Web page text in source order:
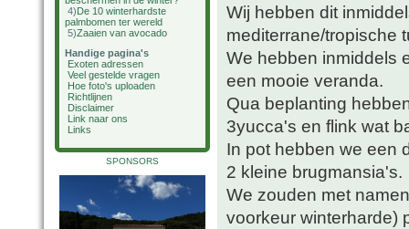
4)De 10 winterhardste
palmbomen ter wereld
5)Zaaien van avocado
Handige pagina's
Exoten adressen
Veel gestelde vragen
Hoe foto's uploaden
Richtlijnen
Disclaimer
Link naar ons
Links
SPONSORS
Wij hebben dit
mediterrane/tropische
We hebben inmiddels
een mooie veranda.
Qua beplanting
3yucca's en flink wat
In pot hebben we een
2 kleine brugmansia's.
We zouden met
voorkeur winterharde)